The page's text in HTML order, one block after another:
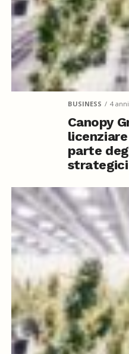
BUSINESS 4
Canopy
parte
strategici